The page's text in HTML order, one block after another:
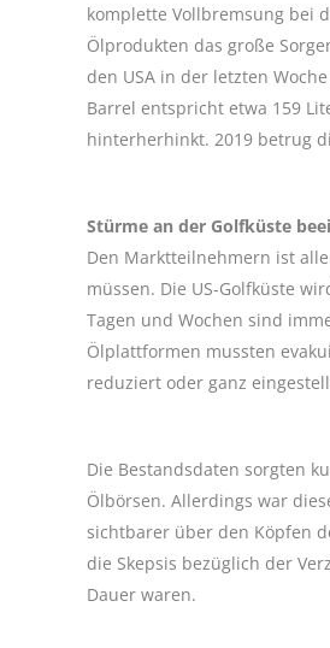
komplette Vollbremsung bei
Ölprodukten das große
den USA in der letzten
Barrel entspricht etwa 159
hinterherhinkt. 2019 betrug
Stürme an der Golfküste
Den Marktteilnehmern ist
müssen. Die US-Golfküste
Tagen und Wochen sind
Ölplattformen mussten
reduziert oder ganz
Die Bestandsdaten sorgten
Ölbörsen. Allerdings war
sichtbarer über den Köpfen
die Skepsis bezüglich der
Dauer waren.